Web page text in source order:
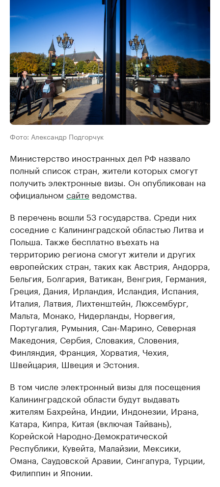
Фото: Александр Подгорчук
Министерство иностранных дел РФ назвало
полный список стран, жители которых смогут
получить электронные визы. Он опубликован на
официальном сайте ведомства.
В перечень вошли 53 государства. Среди них
соседние с Калининградской областью Литва и
Польша. Также бесплатно въехать на
территорию региона смогут жители и других
европейских стран, таких как Австрия, Андорра,
Бельгия, Болгария, Ватикан, Венгрия, Германия,
Греция, Дания, Ирландия, Исландия, Испания,
Италия, Латвия, Лихтенштейн, Люксембург,
Мальта, Монако, Нидерланды, Норвегия,
Португалия, Румыния, Сан-Марино, Северная
Македония, Сербия, Словакия, Словения,
Финляндия, Франция, Хорватия, Чехия,
Швейцария, Швеция и Эстония.
В том числе электронный визы для посещения
Калининградской области будут выдавать
жителям Бахрейна, Индии, Индонезии, Ирана,
Катара, Кипра, Китая (включая Тайвань),
Корейской Народно-Демократической
Республики, Кувейта, Малайзии, Мексики,
Омана, Саудовской Аравии, Сингапура, Турции,
Филиппин и Японии.